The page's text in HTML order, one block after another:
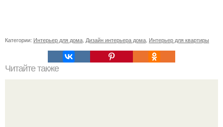
Категории: Интерьер для дома Дизайн интерьера дома Интерьер для квартиры
Читайте также